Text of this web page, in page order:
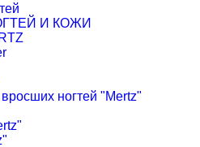
И КОЖИ
ногтей "Mertz"